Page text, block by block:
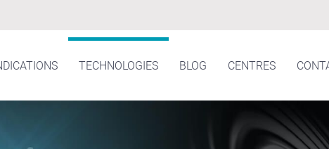
TECHNOLOGIES BLOG CENTRES